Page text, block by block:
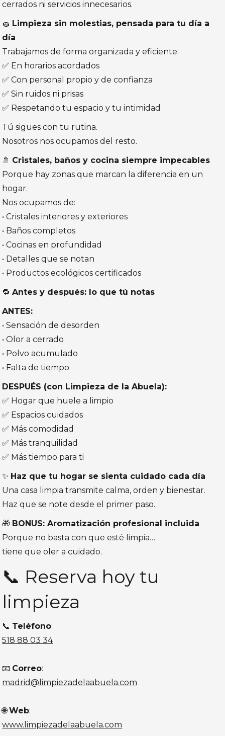
cerrados ni servicios innecesarios.
🧽 Limpieza sin molestias, pensada para tu día a
día
Trabajamos de forma organizada y eficiente:
✅ En horarios acordados
✅ Con personal propio y de confianza
✅ Sin ruidos ni prisas
✅ Respetando tu espacio y tu intimidad
Tú sigues con tu rutina.
Nosotros nos ocupamos del resto.
🚿 Cristales, baños y cocina siempre impecables
Porque hay zonas que marcan la diferencia en un
hogar.
Nos ocupamos de:
• Cristales interiores y exteriores
• Baños completos
• Cocinas en profundidad
• Detalles que se notan
• Productos ecológicos certificados
🔁Antes y después: lo que tú notas
ANTES:
• Sensación de desorden
• Olor a cerrado
• Polvo acumulado
• Falta de tiempo
DESPUÉS (con Limpieza de la Abuela):
✅ Hogar que huele a limpio
✅ Espacios cuidados
✅ Más comodidad
✅ Más tranquilidad
✅ Más tiempo para ti
✨ Haz que tu hogar se sienta cuidado cada día
Una casa limpia transmite calma, orden y bienestar.
Haz que se note desde el primer paso.
🎁 BONUS: Aromatización profesional incluida
Porque no basta con que esté limpia…
tiene que oler a cuidado.
📞 Reserva hoy tu
limpieza
📞 Teléfono:
518 88 03 34
📧 Correo:
madrid@limpiezadelaabuela.com
🌐Web:
www.limpiezadelaabuela.com